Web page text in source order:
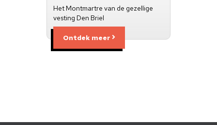
Het Montmartre van de gezellige
vesting Den Briel
Ontdek meer